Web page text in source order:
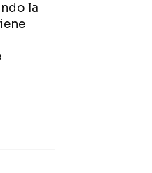
la